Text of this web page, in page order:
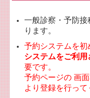
一般診察・予防
ります。
予約システムを初
システムをご利用
要です。
予約ページの 画
より登録を行って